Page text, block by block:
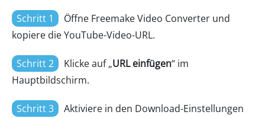
Schritt 1
Öffne Freemake Video Converter und
kopiere die YouTube-Video-URL.
Schritt 2 Klicke auf „URL einfügen“ im
Hauptbildschirm.
Schritt 3
Aktiviere in den Download-Einstellungen